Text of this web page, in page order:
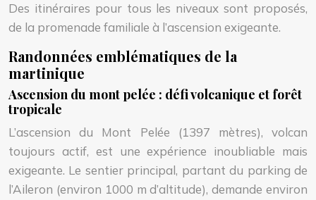
Des itinéraires pour tous les niveaux sont proposés,
de la promenade familiale à l’ascension exigeante.
Randonnées emblématiques de la
martinique
Ascension du mont pelée : défi volcanique et forêt
tropicale
L’ascension du Mont Pelée (1397 mètres), volcan
toujours actif, est une expérience inoubliable mais
exigeante. Le sentier principal, partant du parking de
l’Aileron (environ 1000 m d’altitude), demande environ